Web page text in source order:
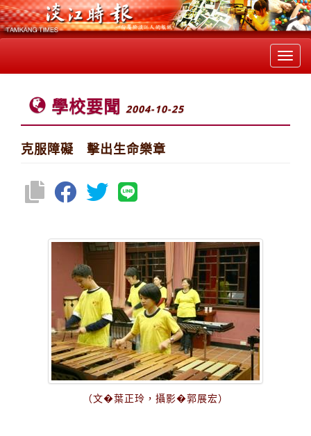
學校要聞 2004-10-25
克服障礙 擊出生命樂章
（文�葉正玲，攝影�郭展宏）